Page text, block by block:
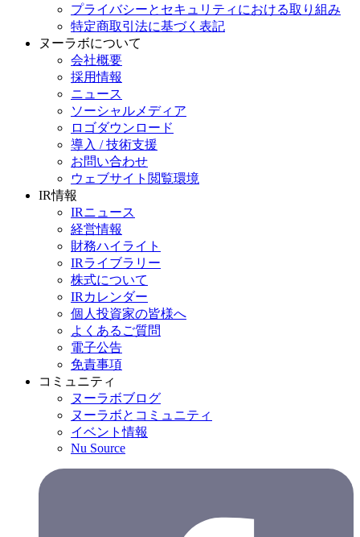
プライバシーとセキュリティにおける取り組み
特定商取引法に基づく表記
ヌーラボについて
会社概要
採用情報
ニュース
ソーシャルメディア
ロゴダウンロード
導入 / 技術支援
お問い合わせ
ウェブサイト閲覧環境
IR情報
IRニュース
経営情報
財務ハイライト
IRライブラリー
株式について
IRカレンダー
個人投資家の皆様へ
よくあるご質問
電子公告
免責事項
コミュニティ
ヌーラボブログ
ヌーラボとコミュニティ
イベント情報
Nu Source